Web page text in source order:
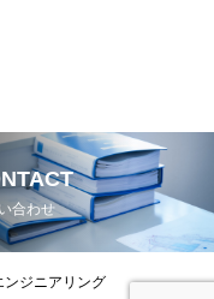
合わせ
ジニアリング